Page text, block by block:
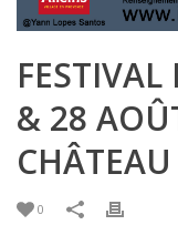
& 28
CHÂTEAU
0